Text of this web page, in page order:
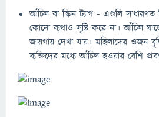
আঁচিল বা স্কিন ট্যাগ - এগুলি
কোনো ব্যথাও সৃষ্টি করে না। আঁচিল
জায়গায় দেখা যায়। মহিলাদের ওজন
ব্যক্তিদের মধ্যে আঁচিল হওয়ার বেশি